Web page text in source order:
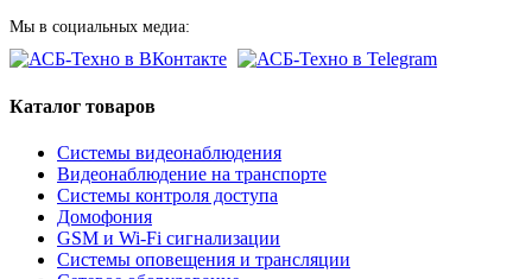
Мы в социальных медиа:
Каталог товаров
Системы видеонаблюдения
Видеонаблюдение на транспорте
Системы контроля доступа
Домофония
GSM и Wi-Fi сигнализации
Системы оповещения и трансляции